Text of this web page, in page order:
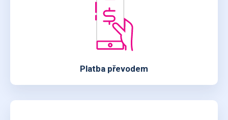
Platba převodem